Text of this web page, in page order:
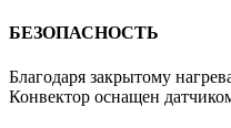
БЕЗОПАСНОСТЬ
Благодаря закрытому
Конвектор оснащен